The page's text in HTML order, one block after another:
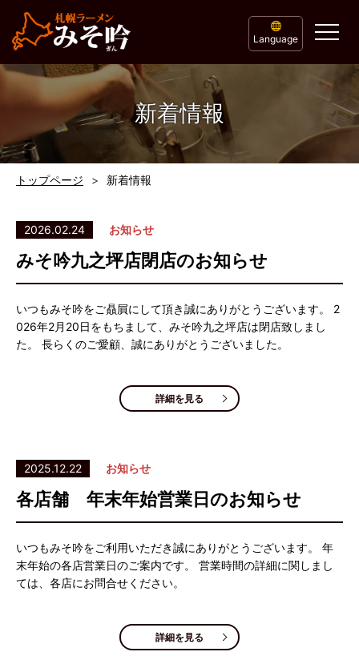
Language
新着情報
トップページ 新着情報
2026.02.24 お知らせ
みそ吟九之坪店閉店のお知らせ
いつもみそ吟をご贔屓にして頂き誠にありがとうございます。 2
026年2月20日をもちまして、みそ吟九之坪店は閉店致しまし
た。 長らくのご愛顧、誠にありがとうございました。
詳細を見る
2025.12.22 お知らせ
各店舗 年末年始営業日のお知らせ
いつもみそ吟をご利用いただき誠にありがとうございます。 年
末年始の各店営業日のご案内です。 営業時間の詳細に関しまし
ては、各店にお問合せください。
詳細を見る